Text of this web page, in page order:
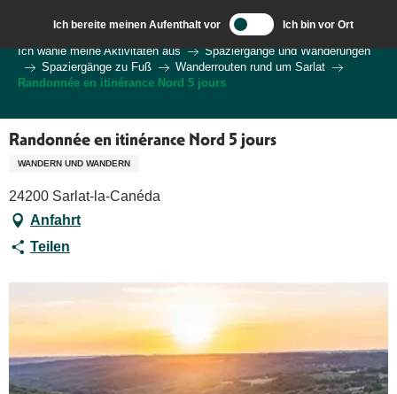
contenu
principal
Ich bereite meinen Aufenthalt vor Ich bin vor Ort
Ich wähle meine Aktivitäten aus
Spaziergänge und Wanderungen
Spaziergänge zu Fuß
Wanderrouten rund um Sarlat
Randonnée en itinérance Nord 5 jours
Randonnée en itinérance Nord 5 jours
WANDERN UND WANDERN
24200 Sarlat-la-Canéda
Anfahrt
Teilen